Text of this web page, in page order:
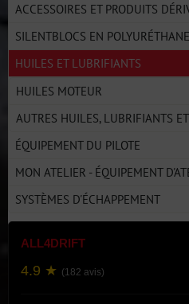
ACCESSOIRES ET PRODUITS
SILENTBLOCS EN POLYURÉTHANE
HUILES ET LUBRIFIANTS
HUILES MOTEUR
AUTRES HUILES, LUBRIFIANTS
ÉQUIPEMENT DU PILOTE
MON ATELIER - ÉQUIPEMENT
SYSTÈMES D'ÉCHAPPEMENT
ALL4DRIFT
4.9 ★ (182 avis)